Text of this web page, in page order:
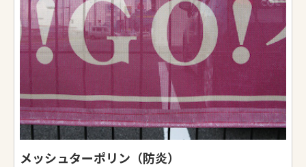
お買い物を続ける カートへ進む
カート（お見積）へ進む
メッシュターポリン（防炎）